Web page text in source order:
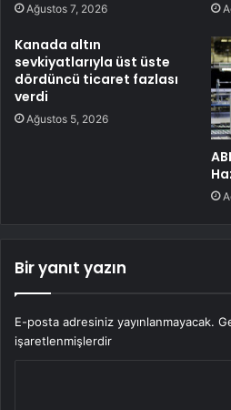
Ağustos 7, 2026
Kanada altın
sevkiyatlarıyla üst üste
dördüncü ticaret fazlası
verdi
Ağustos 5, 2026
Bir yanıt yazın
E-posta adresiniz yayınlanmayacak.
işaretlenmişlerdir